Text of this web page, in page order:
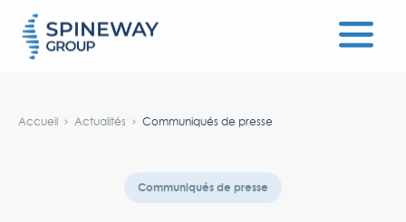
Accueil Actualités Communiqués de presse
Communiqués de presse